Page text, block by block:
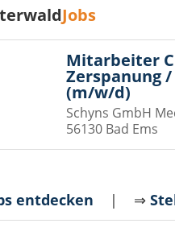
Jobs
Mitarbeiter
Zerspanung
(m/w/d)
Schyns GmbH
56130 Bad Ems
entdecken | ⇒